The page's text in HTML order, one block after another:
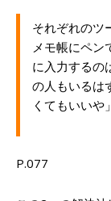
それぞれのツ
メモ帳にペン
に入力するの
の人もいるは
くてもいいや
P.077